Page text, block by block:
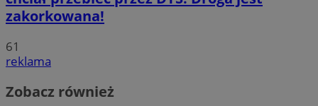
zakorkowana!
61
reklama
Zobacz również